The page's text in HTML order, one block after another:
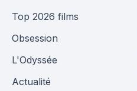
Top 2026 films
Obsession
L'Odyssée
Actualité